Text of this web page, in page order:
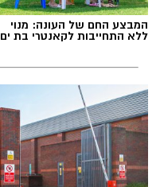
המבצע החם של העונה: מנוי
ללא התחייבות לקאנטרי בת ים